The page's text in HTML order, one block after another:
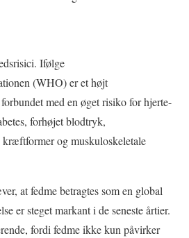
Ifølge
(WHO) er et højt
med en øget risiko for hjerte-
forhøjet blodtryk,
kræftformer og muskuloskeletale
at fedme betragtes som en global
er steget markant i de seneste årtier.
fordi fedme ikke kun påvirker